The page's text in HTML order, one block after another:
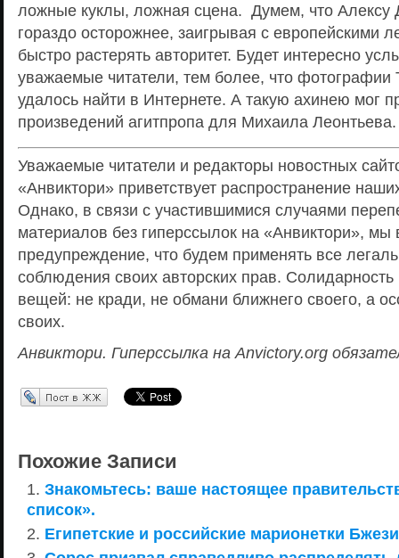
ложные куклы, ложная сцена. Думем, что Алексу
гораздо осторожнее, заигрывая с европейскими
быстро растерять авторитет. Будет интересно
уважаемые читатели, тем более, что фотографии
удалось найти в Интернете. А такую ахинею мог
произведений агитпропа для Михаила Леонтьева.
Уважаемые читатели и редакторы новостных
«Анвиктори» приветствует распространение
Однако, в связи с участившимися случаями
материалов без гиперссылок на «Анвиктори»,
предупреждение, что будем применять все
соблюдения своих авторских прав. Солидарность
вещей: не кради, не обмани ближнего своего, а
своих.
Анвиктори. Гиперссылка на Anvictory.org
Перепост в ЖЖ
Похожие Записи
Знакомьтесь: ваше настоящее
список».
Египетские и российские марионетки